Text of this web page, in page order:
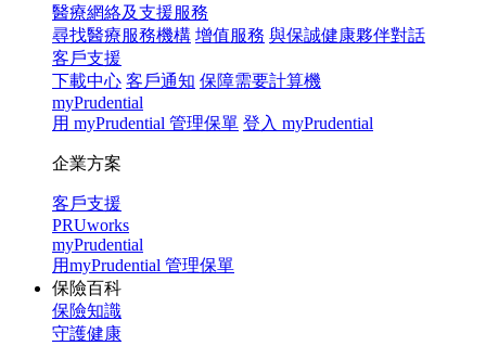
醫療網絡及支援服務
尋找醫療服務機構 增值服務 與保誠健康夥伴對話
客戶支援
下載中心 客戶通知 保障需要計算機
myPrudential
用 myPrudential 管理保單 登入 myPrudential
企業方案
客戶支援
PRUworks
myPrudential
用myPrudential 管理保單
保險百科
保險知識
守護健康